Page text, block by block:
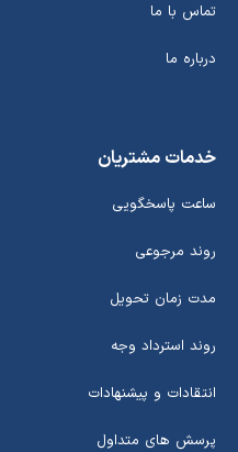
تماس با ما
درباره ما
خدمات مشتریان
ساعت پاسخگویی
روند مرجوعی
مدت زمان تحویل
روند استرداد وجه
انتقادات و پیشنهادات
پرسش های متداول